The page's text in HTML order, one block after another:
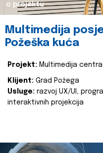
o projektu
Multimedija
Požeška kuća
Projekt: Multimedija
Klijent: Grad Požega
Usluge: razvoj UX/UI,
interaktivnih projekcija